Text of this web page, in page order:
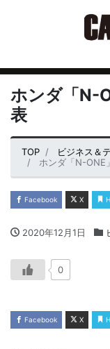
ホンダ「N-
表
TOP ビジネス＆
ホンダ「N-
Facebook X
2020年12月1日
0
Facebook X